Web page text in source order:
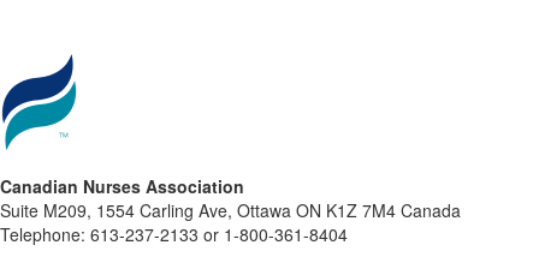
Canadian Nurses Association
Suite M209, 1554 Carling Ave, Ottawa ON K1Z 7M4 Canada
Telephone: 613-237-2133 or 1-800-361-8404